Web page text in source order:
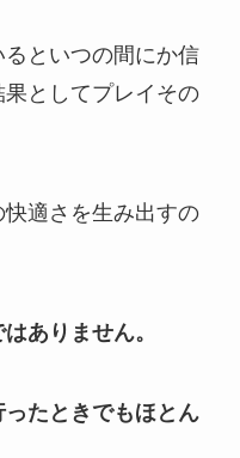
といつの間にか信
としてプレイその
適さを生み出すの
ありません。
たときでもほとん